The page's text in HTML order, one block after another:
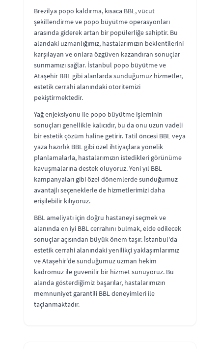
Brezilya popo kaldırma, kısaca BBL, vücut
şekillendirme ve popo büyütme operasyonları
arasında giderek artan bir popülerliğe sahiptir. Bu
alandaki uzmanlığımız, hastalarımızın beklentilerini
karşılayan ve onlara özgüven kazandıran sonuçlar
sunmamızı sağlar. İstanbul popo büyütme ve
Ataşehir BBL gibi alanlarda sunduğumuz hizmetler,
estetik cerrahi alanındaki otoritemizi
pekiştirmektedir.
Yağ enjeksiyonu ile popo büyütme işleminin
sonuçları genellikle kalıcıdır, bu da onu uzun vadeli
bir estetik çözüm haline getirir. Tatil öncesi BBL veya
yaza hazırlık BBL gibi özel ihtiyaçlara yönelik
planlamalarla, hastalarımızın istedikleri görünüme
kavuşmalarına destek oluyoruz. Yeni yıl BBL
kampanyaları gibi özel dönemlerde sunduğumuz
avantajlı seçeneklerle de hizmetlerimizi daha
erişilebilir kılıyoruz.
BBL ameliyatı için doğru hastaneyi seçmek ve
alanında en iyi BBL cerrahını bulmak, elde edilecek
sonuçlar açısından büyük önem taşır. İstanbul'da
estetik cerrahi alanındaki yenilikçi yaklaşımlarımız
ve Ataşehir'de sunduğumuz uzman hekim
kadromuz ile güvenilir bir hizmet sunuyoruz. Bu
alanda gösterdiğimiz başarılar, hastalarımızın
memnuniyet garantili BBL deneyimleri ile
taçlanmaktadır.